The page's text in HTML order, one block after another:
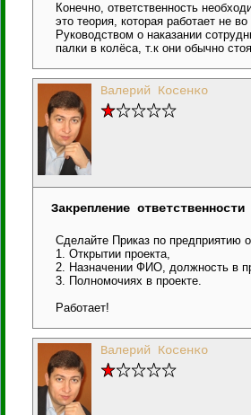
Конечно, ответственность
это теория, которая работает не
Руководством о наказании
палки в колёса, т.к они обычно
Валерий Косенко
Закрепление
Сделайте Приказ по предприятию
1. Открытии проекта,
2. Назначении ФИО, должность в
3. Полномочиях в проекте.
Работает!
Валерий Косенко